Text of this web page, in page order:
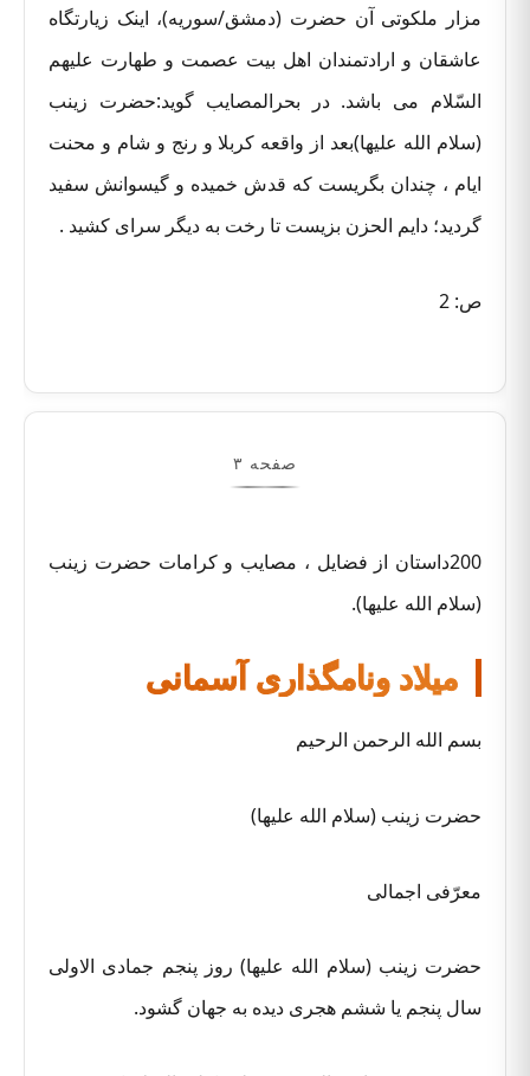
مزار ملکوتی آن حضرت (دمشق/سوریه)، اینک زیارتگاه
عاشقان و ارادتمندان اهل بیت عصمت و طهارت علیهم
السّلام می باشد. در بحرالمصایب گوید:حضرت زینب
(سلام الله علیها)بعد از واقعه کربلا و رنج و شام و محنت
ایام ، چندان بگریست که قدش خمیده و گیسوانش سفید
گردید؛ دایم الحزن بزیست تا رخت به دیگر سرای کشید .
ص: 2
صفحه ۳
200داستان از فضایل ، مصایب و کرامات حضرت زینب
(سلام الله علیها).
میلاد ونامگذاری آسمانی
بسم الله الرحمن الرحیم
حضرت زینب (سلام الله علیها)
معرّفی اجمالی
حضرت زینب (سلام الله علیها) روز پنجم جمادی الاولی
سال پنجم یا ششم هجری دیده به جهان گشود.